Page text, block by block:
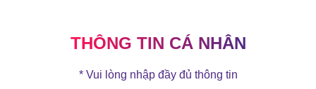
THÔNG TIN CÁ NHÂN
* Vui lòng nhập đầy đủ thông tin